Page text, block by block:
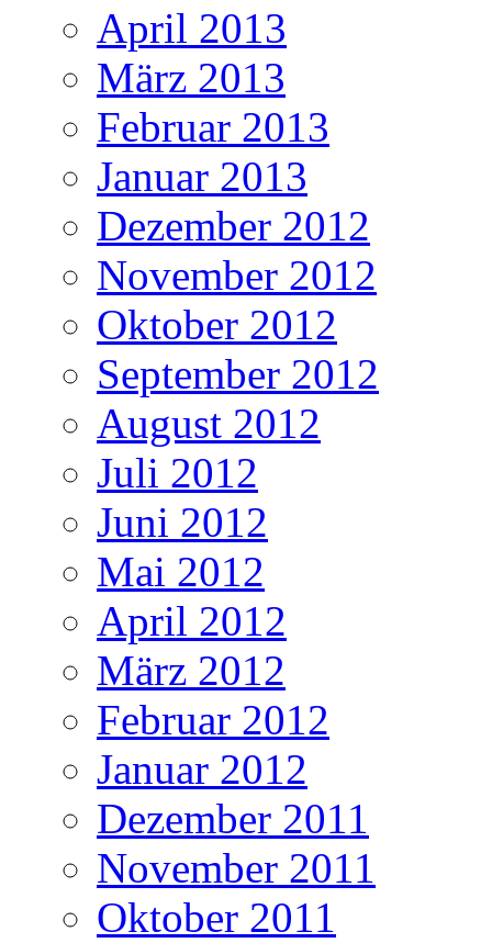
April 2013
März 2013
Februar 2013
Januar 2013
Dezember 2012
November 2012
Oktober 2012
September 2012
August 2012
Juli 2012
Juni 2012
Mai 2012
April 2012
März 2012
Februar 2012
Januar 2012
Dezember 2011
November 2011
Oktober 2011